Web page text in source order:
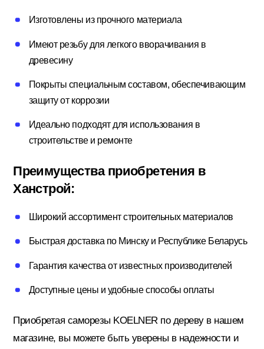
Потолочный плинтус
Стеклохолст; Клей для обоев
Строительный инструмент
Уголки; маяки
Утеплители и комплектующие
Электрика
Изготовлены из прочного материала
Имеют резьбу для легкого вворачивания в
древесину
Покрыты специальным составом, обеспечивающим
защиту от коррозии
Идеально подходят для использования в
строительстве и ремонте
Преимущества приобретения в
Ханстрой:
Широкий ассортимент строительных материалов
Быстрая доставка по Минску и Республике Беларусь
Гарантия качества от известных производителей
Доступные цены и удобные способы оплаты
Приобретая саморезы KOELNER по дереву в нашем
магазине, вы можете быть уверены в надежности и